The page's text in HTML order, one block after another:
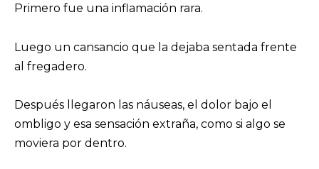
Primero fue una inflamación rara.
Luego un cansancio que la dejaba sentada frente
al fregadero.
Después llegaron las náuseas, el dolor bajo el
ombligo y esa sensación extraña, como si algo se
moviera por dentro.